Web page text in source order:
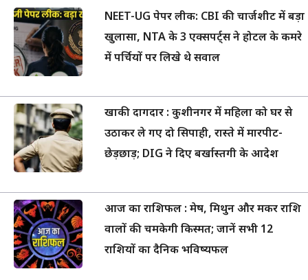
NEET-UG पेपर लीक: CBI की चार्जशीट में बड़ा
खुलासा, NTA के 3 एक्सपर्ट्स ने होटल के कमरे
में पर्चियों पर लिखे थे सवाल
खाकी दागदार : कुशीनगर में महिला को घर से
उठाकर ले गए दो सिपाही, रास्ते में मारपीट-
छेड़छाड़; DIG ने दिए बर्खास्तगी के आदेश
आज का राशिफल : मेष, मिथुन और मकर राशि
वालों की चमकेगी किस्मत; जानें सभी 12
राशियों का दैनिक भविष्यफल